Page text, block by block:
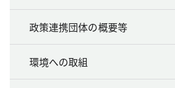
政策連携団体の概要等
環境への取組